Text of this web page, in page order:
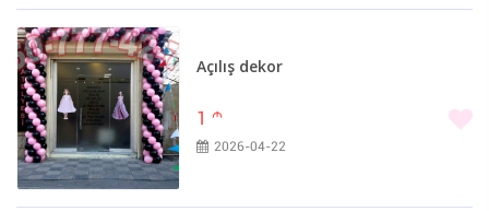
Açılış dekor
1 m
2026-04-22